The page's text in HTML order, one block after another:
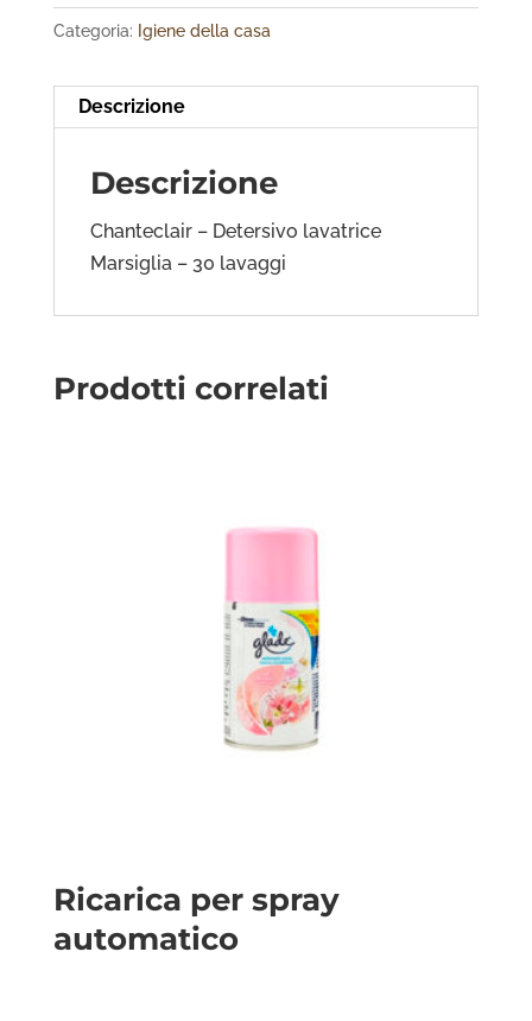
Categoria: Igiene della casa
Descrizione
Descrizione
Chanteclair – Detersivo lavatrice
Marsiglia – 30 lavaggi
Prodotti correlati
Ricarica per spray
automatico